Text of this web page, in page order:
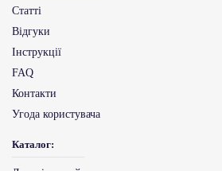
Статті
Відгуки
Інструкції
FAQ
Контакти
Угода користувача
Каталог: